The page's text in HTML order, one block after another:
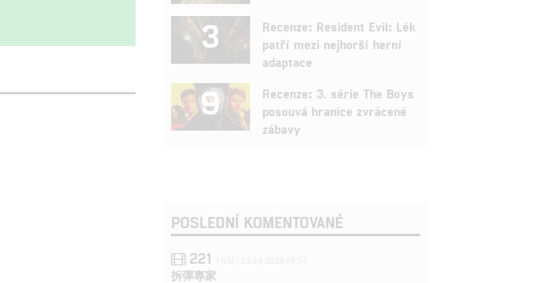
3
Recenze: Resident Evil: Lék
patří mezi nejhorší herní
adaptace
9
Recenze: 3. série The Boys
posouvá hranice zvrácené
zábavy
POSLEDNÍ KOMENTOVANÉ
221
拆彈專家